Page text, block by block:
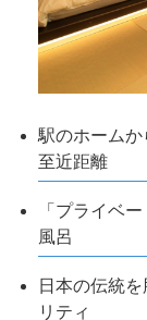
駅のホーム
至近距離
「プライベ
風呂
日本の伝統
リティ